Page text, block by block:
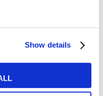
Show details
e promozionali